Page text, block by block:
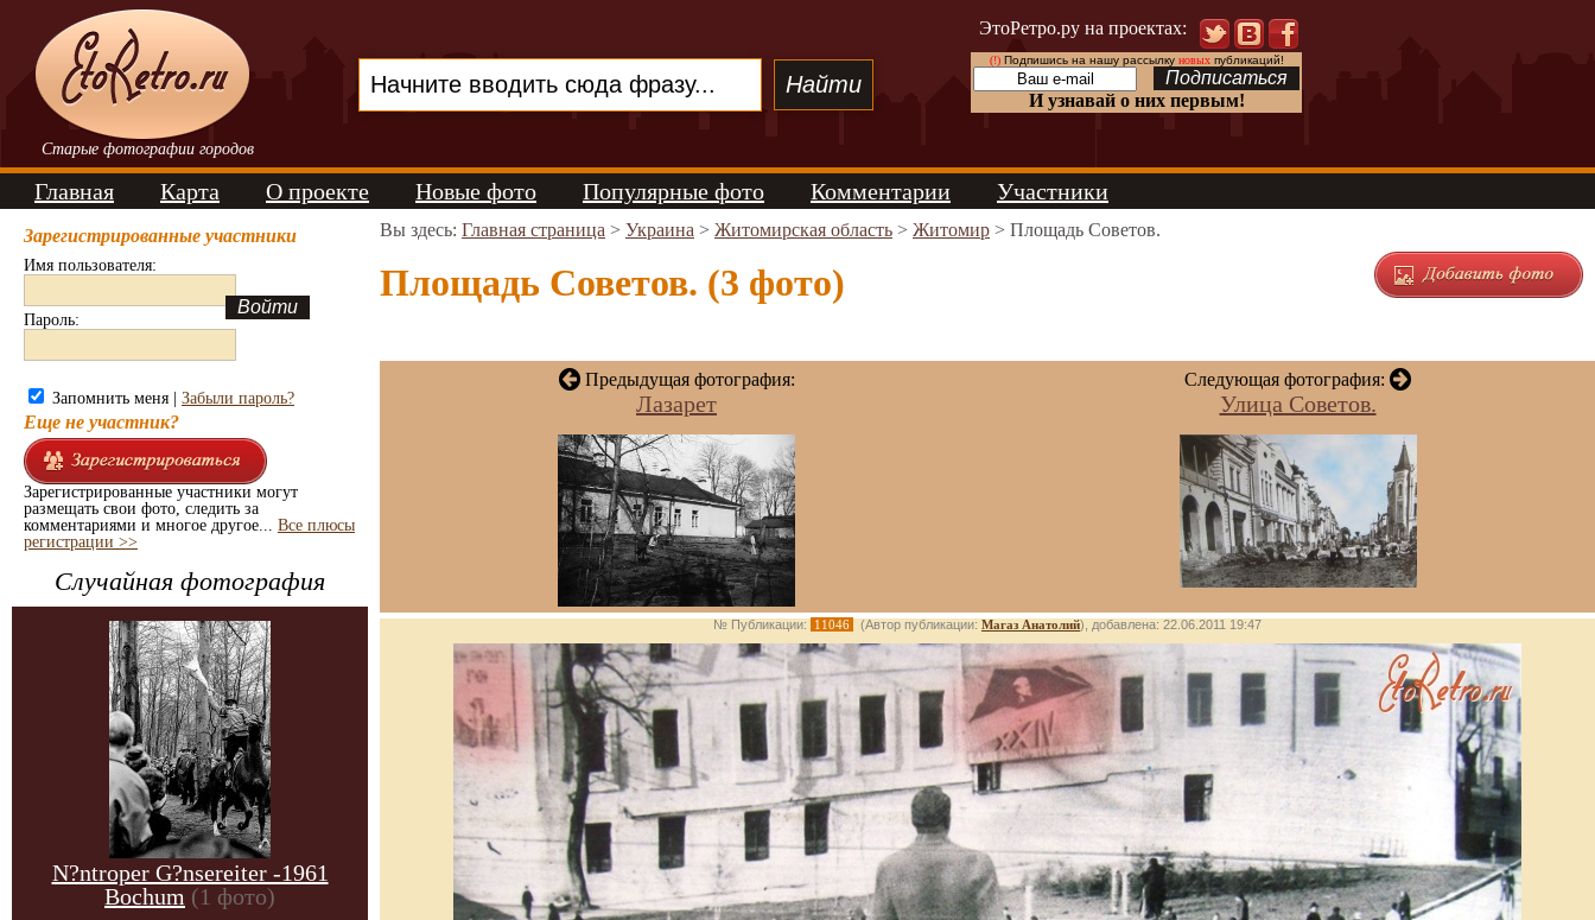
Старые фотографии городов
ЭтоРетро.ру на проектах:
(!)Подпишись на нашу рассылку новыхпубликаций!
И узнавай о них первым!
Главная Карта О проекте Новые фото Популярные фото Комментарии Участники
Зарегистрированные участники
Имя пользователя:
Пароль:
Запомнить меня | Забыли пароль?
Еще не участник?
Зарегистрированные участники могут
размещать свои фото, следить за
комментариями и многое другое... Все плюсы
регистрации >>
Случайная фотография
N?ntroper G?nsereiter -1961
Bochum (1 фото)
Вы здесь: Главная страница > Украина > Житомирская область > Житомир > Площадь Советов.
Площадь Советов. (3 фото)
Предыдущая фотография:
Лазарет
Следующая фотография:
Улица Советов.
№ Публикации: 11046 (Автор публикации: Магаз Анатолий), добавлена: 22.06.2011 19:47